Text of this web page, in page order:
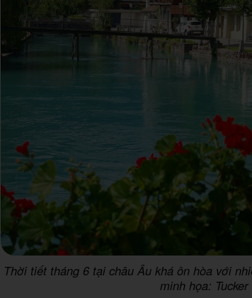
Thời tiết tháng 6 tại châu Âu khá ôn hòa với
minh họa: